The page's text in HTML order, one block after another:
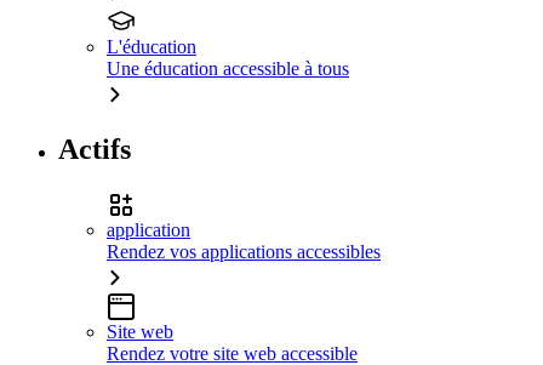
L'éducation
Une éducation accessible à tous
Actifs
application
Rendez vos applications accessibles
Site web
Rendez votre site web accessible